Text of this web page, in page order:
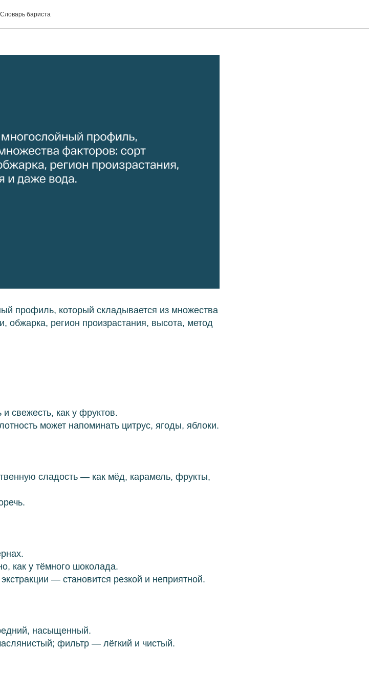
Словарь бариста
профиль, который складывается из множества
обжарка, регион произрастания, высота, метод
свежесть, как у фруктов.
может напоминать цитрус, ягоды, яблоки.
сладость — как мёд, карамель, фрукты,
как у тёмного шоколада.
— становится резкой и неприятной.
насыщенный.
фильтр — лёгкий и чистый.